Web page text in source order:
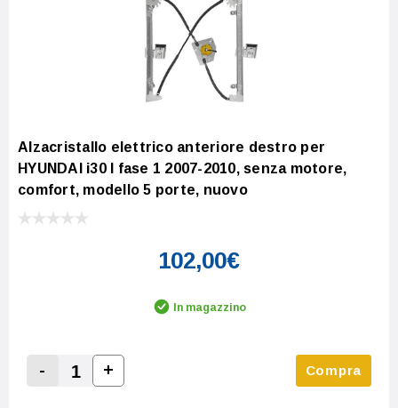
Alzacristallo elettrico anteriore destro per
HYUNDAI i30 I fase 1 2007-2010, senza motore,
comfort, modello 5 porte, nuovo
102,00€
In magazzino
Decrease Quantity:
-
Increase Quantity:
+ Compra